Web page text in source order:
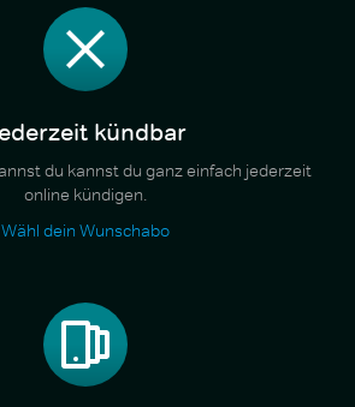
kündbar
du kannst du ganz einfach jederzeit
online kündigen.
Wähl dein Wunschabo